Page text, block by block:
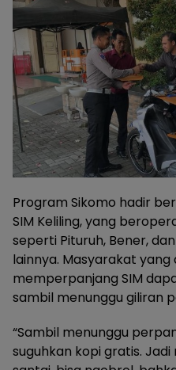
Program Sikomo hadir
SIM Keliling, yang
seperti Pituruh, Bener,
lainnya. Masyarakat
memperpanjang SIM
sambil menunggu giliran
“Sambil menunggu
suguhkan kopi gratis.